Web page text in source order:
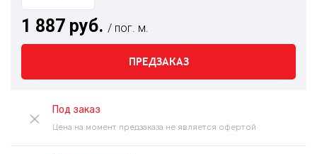
1 887 руб. / пог. м.
ПРЕДЗАКАЗ
Под заказ
Цена на момент предзаказа не является офертой